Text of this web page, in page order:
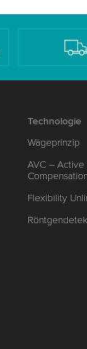
Technologie
Wägeprinzip
AVC – Active
Flexibility